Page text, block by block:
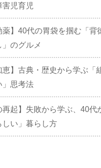
児育児
薬】40代の胃袋を掴む「背
」のグルメ
恵】古典・歴史から学ぶ「
」思考法
再起】失敗から学ぶ、40代
しい」暮らし方